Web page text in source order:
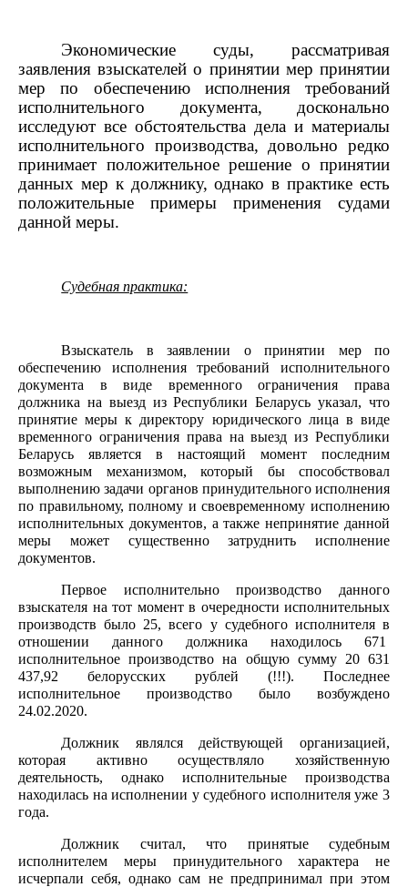
Экономические суды, рассматривая
заявления взыскателей о принятии мер принятии
мер по обеспечению исполнения требований
исполнительного документа, досконально
исследуют все обстоятельства дела и материалы
исполнительного производства, довольно редко
принимает положительное решение о принятии
данных мер к должнику, однако в практике есть
положительные примеры применения судами
данной меры.
Судебная практика:
Взыскатель в заявлении о принятии мер по
обеспечению исполнения требований исполнительного
документа в виде временного ограничения права
должника на выезд из Республики Беларусь указал, что
принятие меры к директору юридического лица в виде
временного ограничения права на выезд из Республики
Беларусь является в настоящий момент последним
возможным механизмом, который бы способствовал
выполнению задачи органов принудительного исполнения
по правильному, полному и своевременному исполнению
исполнительных документов, а также непринятие данной
меры может существенно затруднить исполнение
документов.
Первое исполнительно производство данного
взыскателя на тот момент в очередности исполнительных
производств было 25, всего у судебного исполнителя в
отношении данного должника находилось 671
исполнительное производство на общую сумму 20 631
437,92 белорусских рублей (!!!). Последнее
исполнительное производство было возбуждено
24.02.2020.
Должник являлся действующей организацией,
которая активно осуществляло хозяйственную
деятельность, однако исполнительные производства
находилась на исполнении у судебного исполнителя уже 3
года.
Должник считал, что принятые судебным
исполнителем меры принудительного характера не
исчерпали себя, однако сам не предпринимал при этом